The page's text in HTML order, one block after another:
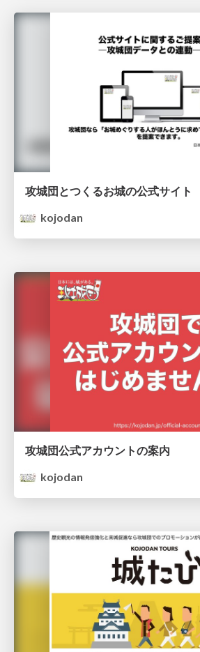
攻城団とつくるお城の公式サイト
kojodan
攻城団公式アカウントの案内
kojodan